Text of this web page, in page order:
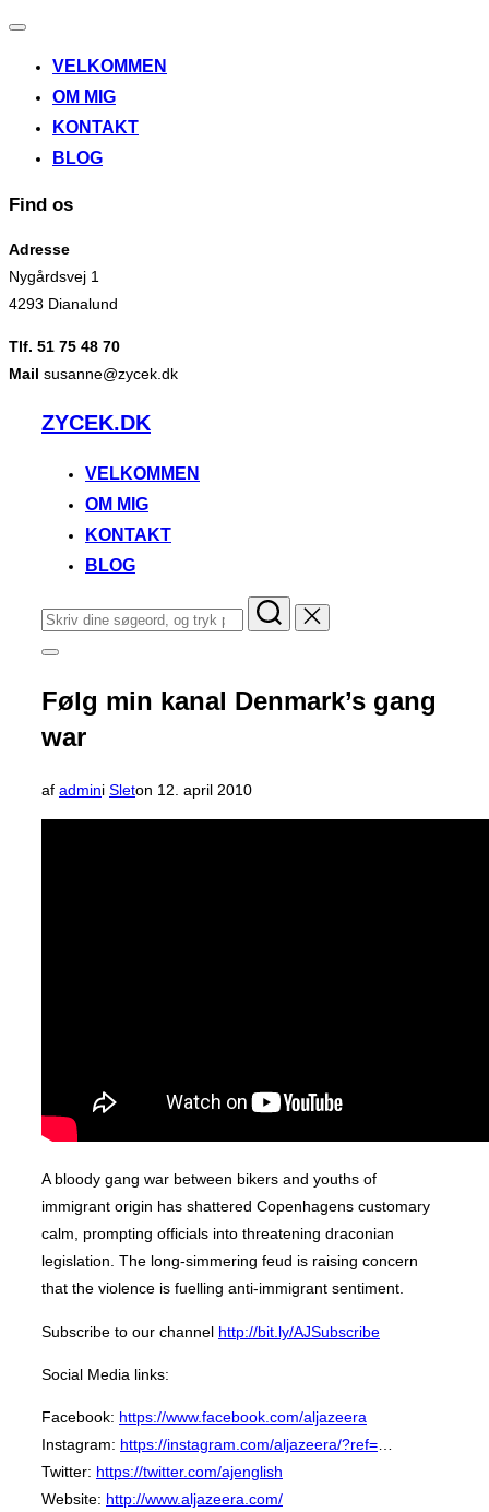
Slå
til/fra
VELKOMMEN
OM MIG
KONTAKT
BLOG
Find os
Adresse
Nygårdsvej 1
4293 Dianalund
Tlf. 51 75 48 70
Mail susanne@zycek.dk
VidereZYCEK.DK
VELKOMMEN
OM MIG
KONTAKT
BLOG
Søg
efter:
Slå
i
sidekolonne
Følg min kanal Denmark’s gang
war
af admini Sleton Udgivet
d.
12. april 2010
A bloody gang war between bikers and youths of
immigrant origin has shattered Copenhagens customary
calm, prompting officials into threatening draconian
legislation. The long-simmering feud is raising concern
that the violence is fuelling anti-immigrant sentiment.
Subscribe to our channel http://bit.ly/AJSubscribe
Social Media links:
Facebook: https://www.facebook.com/aljazeera
Instagram: https://instagram.com/aljazeera/?ref=
Twitter: https://twitter.com/ajenglish
Website: http://www.aljazeera.com/